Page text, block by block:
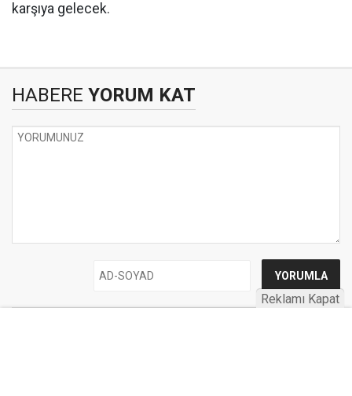
karşıya gelecek.
HABERE YORUM KAT
Reklamı Kapat